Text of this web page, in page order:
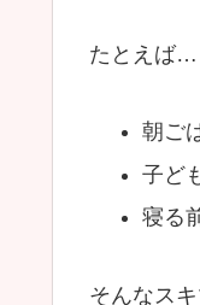
たとえば…
朝ご
子ど
寝る
そんなス